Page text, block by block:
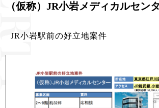
（仮称）JR小岩メディカルセン
JR小岩駅前の好立地案件